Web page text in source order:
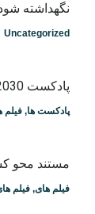
نگهداشته
Uncategorized
پادکست Vision 2030 - قسمت 2
پادکست ها, فیلم
مستند محو
فیلم های, فیلم